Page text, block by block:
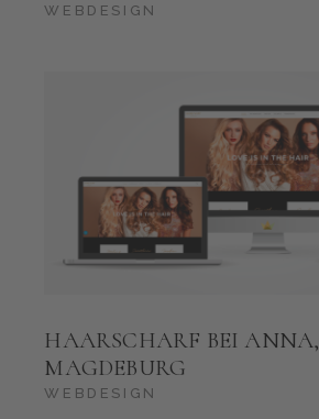
WEBDESIGN
HAARSCHARF BEI ANNA,
MAGDEBURG
WEBDESIGN